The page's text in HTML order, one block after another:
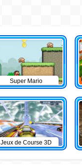
Super Mario
Jeux de Course 3D